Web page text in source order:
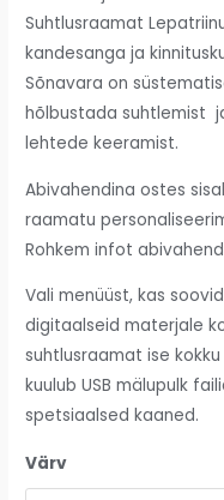
Suhtlusraamat
kandesanga ja
Sõnavara on
hõlbustada suhtlemist
lehtede keeramist.
Abivahendina ostes
raamatu
Rohkem infot
Vali menüüst, kas
digitaalseid materjale
suhtlusraamat ise
kuulub USB mälupulk
spetsiaalsed kaaned.
Värv